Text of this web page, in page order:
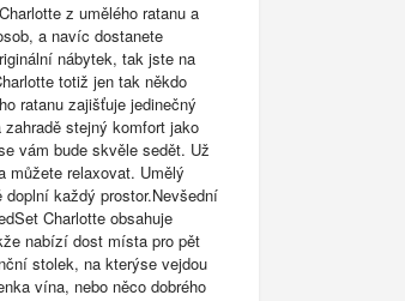
z umělého ratanu a
a navíc dostanete
nábytek, tak jste na
totiž jen tak někdo
ratanu zajišťuje jedinečný
stejný komfort jako
vám bude skvěle sedět. Už
relaxovat. Umělý
každý prostor.Nevšední
Charlotte obsahuje
nabízí dost místa pro pět
stolek, na kterýse vejdou
vína, nebo něco dobrého